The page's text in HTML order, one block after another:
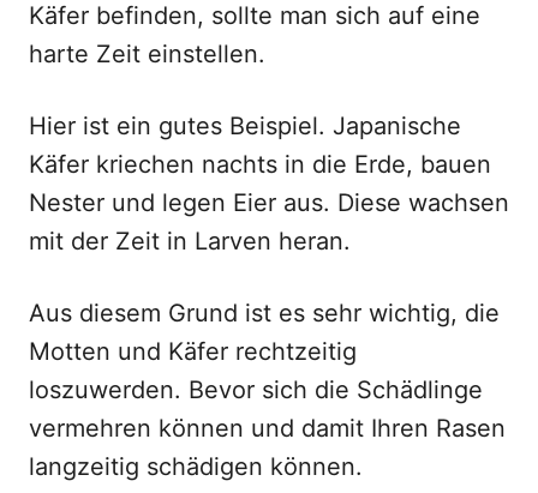
Käfer befinden, sollte man sich auf eine
harte Zeit einstellen.
Hier ist ein gutes Beispiel. Japanische
Käfer kriechen nachts in die Erde, bauen
Nester und legen Eier aus. Diese wachsen
mit der Zeit in Larven heran.
Aus diesem Grund ist es sehr wichtig, die
Motten und Käfer rechtzeitig
loszuwerden. Bevor sich die Schädlinge
vermehren können und damit Ihren Rasen
langzeitig schädigen können.